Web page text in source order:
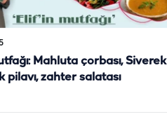
Mahluta çorbası, Siverek
pilavı, zahter salatası